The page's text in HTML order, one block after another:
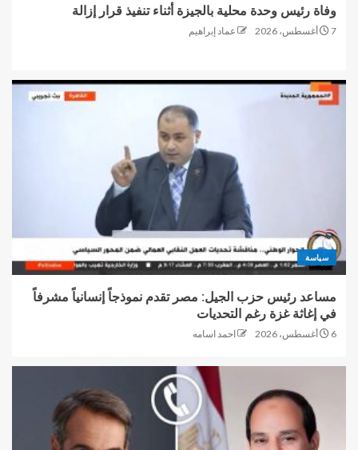
وفاة رئيس وحدة محلية بالجيزة أثناء تنفيذ قرار إزالة
7 أغسطس، 2026 عماد إبراهيم
سياسة
مساعد رئيس حزب الجيل: مصر تقدم نموذجاً إنسانياً مشرفاً
في إغاثة غزة رغم التحديات
6 أغسطس، 2026 احمد اسامه